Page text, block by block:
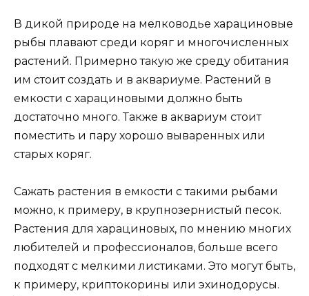
В дикой природе на мелководье харациновые
рыбы плавают среди коряг и многочисленных
растений. Примерно такую же среду обитания
им стоит создать и в аквариуме. Растений в
емкости с харациновыми должно быть
достаточно много. Также в аквариум стоит
поместить и пару хорошо вываренных или
старых коряг.
Сажать растения в емкости с такими рыбами
можно, к примеру, в крупнозернистый песок.
Растения для харациновых, по мнению многих
любителей и профессионалов, больше всего
подходят с мелкими листиками. Это могут быть,
к примеру, криптокорины или эхинодорусы.